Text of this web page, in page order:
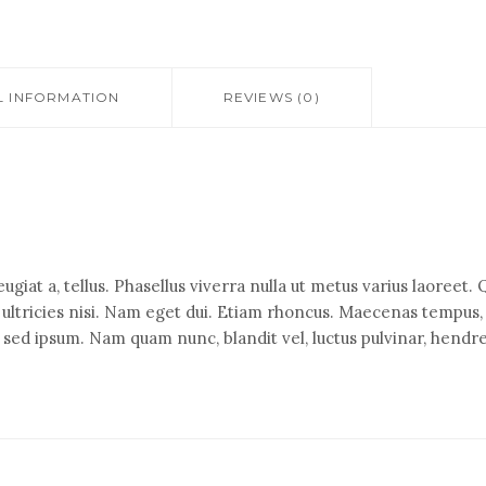
INFORMATION REVIEWS (0)
a, tellus. Phasellus viverra nulla ut metus varius
nisi. Nam eget dui. Etiam rhoncus. Maecenas
ipsum. Nam quam nunc, blandit vel, luctus pulvinar,